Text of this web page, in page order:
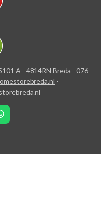
A - 4814RN Breda - 076
-
W
h
s